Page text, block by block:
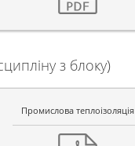
з блоку)
Промислова теплоізоляція